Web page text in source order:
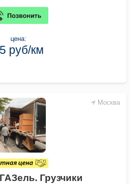
цена:
руб/км
Москва
Грузчики